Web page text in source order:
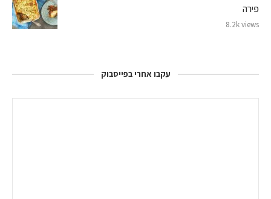
פירה
8.2k views
עקבו אחרי בפייסבוק